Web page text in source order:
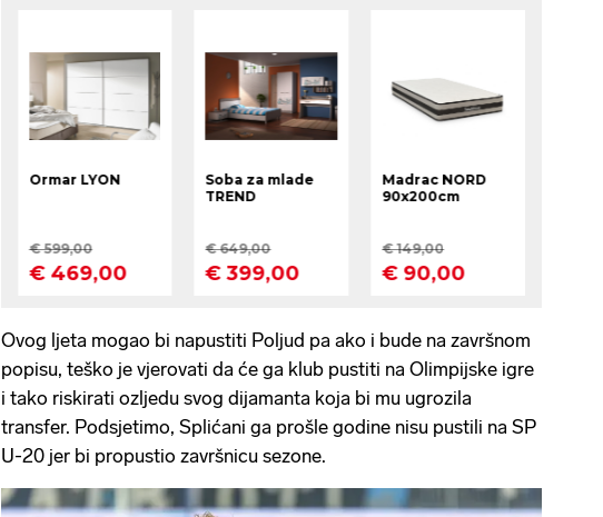
Ovog ljeta mogao bi napustiti Poljud pa ako i bude na završnom
popisu, teško je vjerovati da će ga klub pustiti na Olimpijske igre
i tako riskirati ozljedu svog dijamanta koja bi mu ugrozila
transfer. Podsjetimo, Splićani ga prošle godine nisu pustili na SP
U-20 jer bi propustio završnicu sezone.